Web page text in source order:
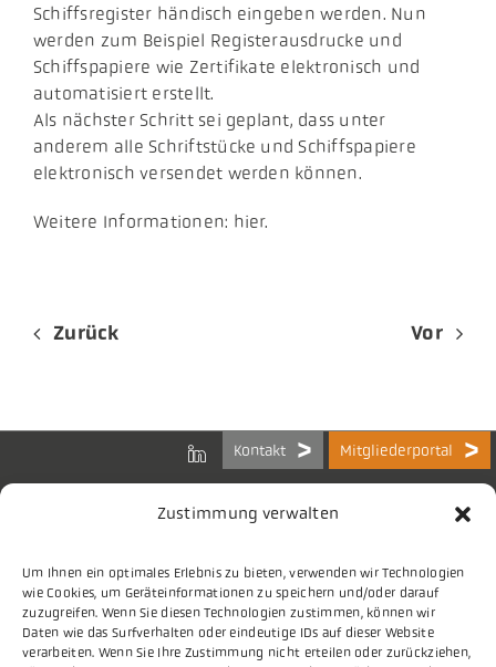
Zustimmung verwalten
Um Ihnen ein optimales Erlebnis zu bieten, verwenden wir Technologien
wie Cookies, um Geräteinformationen zu speichern und/oder darauf
zuzugreifen. Wenn Sie diesen Technologien zustimmen, können wir
Daten wie das Surfverhalten oder eindeutige IDs auf dieser Website
verarbeiten. Wenn Sie Ihre Zustimmung nicht erteilen oder zurückziehen,
Schiffsregister händisch eingeben werden. Nun
werden zum Beispiel Registerausdrucke und
Schiffspapiere wie Zertifikate elektronisch und
automatisiert erstellt.
Als nächster Schritt sei geplant, dass unter
anderem alle Schriftstücke und Schiffspapiere
elektronisch versendet werden können.
Weitere Informationen: hier.
Zurück Vor
Kontakt Mitgliederportal
Bundes-Arbeitsgemeinschaft
der Kommunalen IT-Dienstleister e.V.
Charlottenstraße 65
10117 Berlin